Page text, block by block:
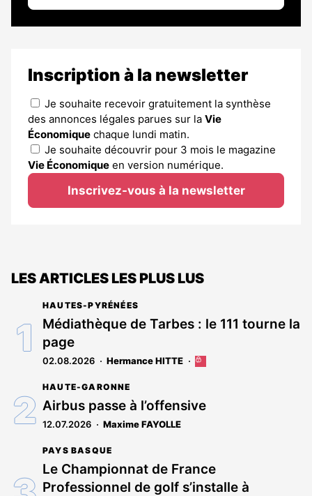
Inscription à la newsletter
Je souhaite recevoir gratuitement la synthèse
des annonces légales parues sur la Vie
Économique chaque lundi matin.
Je souhaite découvrir pour 3 mois le magazine
Vie Économique en version numérique.
Inscrivez-vous à la newsletter
LES ARTICLES LES PLUS LUS
HAUTES-PYRÉNÉES
Médiathèque de Tarbes : le 111 tourne la
page
02.08.2026 Hermance HITTE
Cet
réservé
aux
HAUTE-GARONNE
Airbus passe à l’offensive
12.07.2026 Maxime FAYOLLE
PAYS BASQUE
Le Championnat de France
Professionnel de golf s’installe à